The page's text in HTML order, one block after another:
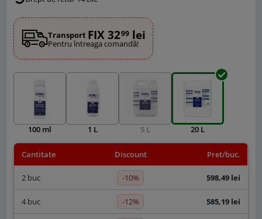
Transport FIX 3299 lei
Pentru întreaga comandă!
100 ml 1 L 5 L 20 L
Cantitate Discount Pret/buc.
2 buc -10% 598,49 lei
4 buc -12% 585,19 lei